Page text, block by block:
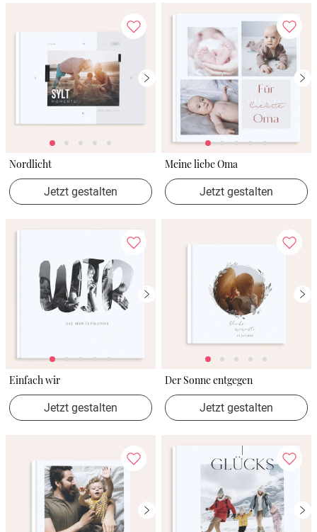
Nordlicht
Jetzt gestalten
Meine liebe Oma
Jetzt gestalten
Einfach wir
Jetzt gestalten
Der Sonne entgegen
Jetzt gestalten